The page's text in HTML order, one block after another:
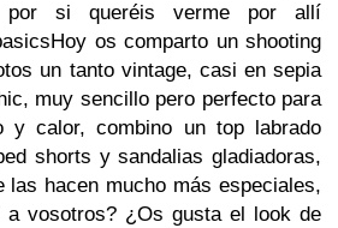
por si queréis verme por allí
Hoy os comparto un shooting
un tanto vintage, casi en sepia
muy sencillo pero perfecto para
y calor, combino un top labrado
shorts y sandalias gladiadoras,
las hacen mucho más especiales,
a vosotros? ¿Os gusta el look de